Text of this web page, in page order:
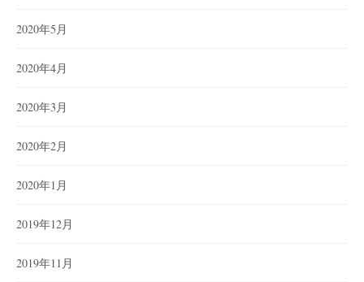
2020年5月
2020年4月
2020年3月
2020年2月
2020年1月
2019年12月
2019年11月